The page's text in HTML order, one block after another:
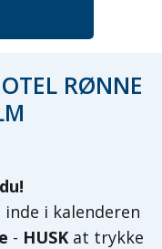
RØNNE
i kalenderen
- HUSK at trykke